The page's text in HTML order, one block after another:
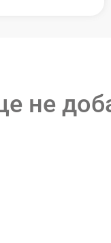
не